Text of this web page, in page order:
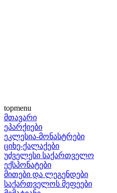
topmenu
მთავარი
ეპარქიები
ეკლესია-მონასტრები
ციხე-ქალაქები
უძველესი საქართველო
ექსპონატები
მითები და ლეგენდები
საქართველოს მეფეები